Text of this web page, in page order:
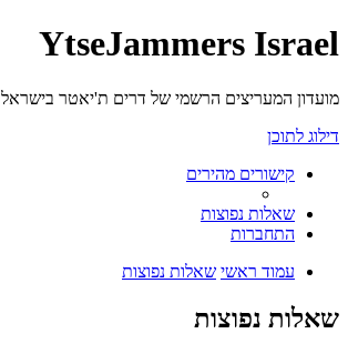
YtseJammers Israel
מועדון המעריצים הרשמי של דרים ת'יאטר בישראל
דילוג לתוכן
קישורים מהירים
שאלות נפוצות
התחברות
עמוד ראשי שאלות נפוצות
שאלות נפוצות